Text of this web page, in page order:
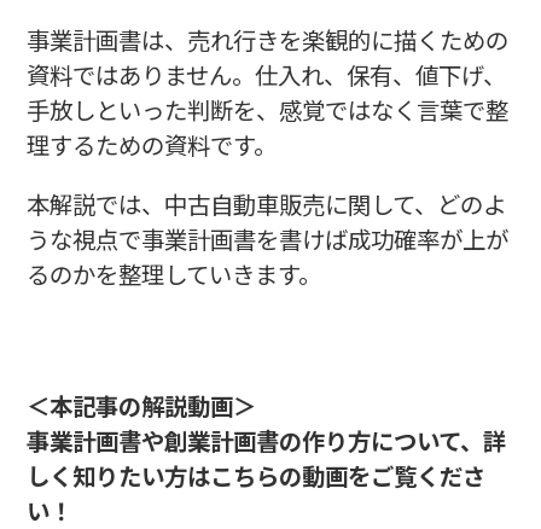
事業計画書は、売れ行きを楽観的に描くための
資料ではありません。仕入れ、保有、値下げ、
手放しといった判断を、感覚ではなく言葉で整
理するための資料です。
本解説では、中古自動車販売に関して、どのよ
うな視点で事業計画書を書けば成功確率が上が
るのかを整理していきます。
＜本記事の解説動画＞
事業計画書や創業計画書の作り方について、詳
しく知りたい方はこちらの動画をご覧くださ
い！